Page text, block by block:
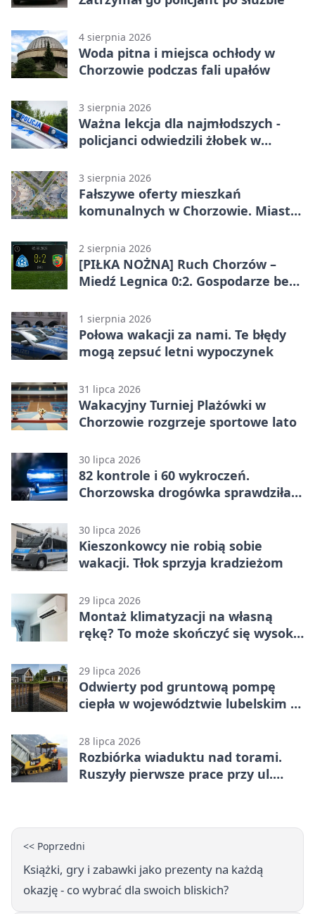
4 sierpnia 2026
Woda pitna i miejsca ochłody w
Chorzowie podczas fali upałów
3 sierpnia 2026
Ważna lekcja dla najmłodszych -
policjanci odwiedzili żłobek w
3 sierpnia 2026
Fałszywe oferty mieszkań
komunalnych w Chorzowie. Miasto
2 sierpnia 2026
[PIŁKA NOŻNA] Ruch Chorzów –
Miedź Legnica 0:2. Gospodarze bez
1 sierpnia 2026
Połowa wakacji za nami. Te błędy
mogą zepsuć letni wypoczynek
31 lipca 2026
Wakacyjny Turniej Plażówki w
Chorzowie rozgrzeje sportowe lato
30 lipca 2026
82 kontrole i 60 wykroczeń.
Chorzowska drogówka sprawdziła
30 lipca 2026
Kieszonkowcy nie robią sobie
wakacji. Tłok sprzyja kradzieżom
29 lipca 2026
Montaż klimatyzacji na własną
rękę? To może skończyć się wysoką
29 lipca 2026
Odwierty pod gruntową pompę
ciepła w województwie lubelskim -
28 lipca 2026
Rozbiórka wiaduktu nad torami.
Ruszyły pierwsze prace przy ul.
<< Poprzedni
Książki, gry i zabawki jako prezenty na każdą
okazję - co wybrać dla swoich bliskich?